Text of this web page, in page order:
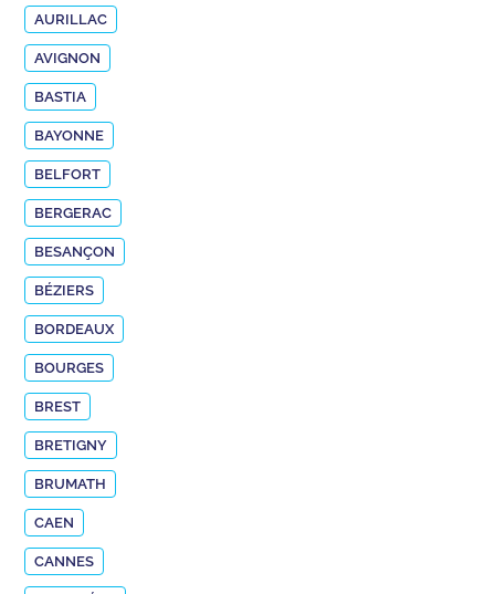
AURILLAC
AVIGNON
BASTIA
BAYONNE
BELFORT
BERGERAC
BESANÇON
BÉZIERS
BORDEAUX
BOURGES
BREST
BRETIGNY
BRUMATH
CAEN
CANNES